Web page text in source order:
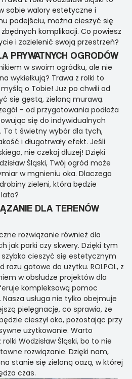
sobie walory estetyczne i
podejściu, można cieszyć się
komplikacji. Co powiesz
i zazielenić swoją przestrzeń?
PRYWATNYCH OGRODÓW
w swoim ogródku, ale nie
wykiełkują? Trawa z rolki to
o Tobie! Już po chwili od
się gęstą, zieloną murawą.
– od przygotowania podłoża
się do indywidualnych
To t świetny wybór dla tych,
i długotrwały efekt. Jeśli
nie czekaj dłużej! Dzięki
Śląski, Twój ogród może
w mgnieniu oka. Dlaczego
zieleni, która będzie
DLA TERENÓW
rozwiązanie również dla
jak parki czy skwery. Dzięki tym
szybko cieszyć się estetycznym
gotowe do użytku. ROLPOL, z
w obsłudze projektów dla
kompleksową pomoc
usługa nie tylko obejmuje
pielęgnację, co sprawia, że
cieszył oko, pozostając przy
użytkowanie. Warto
Wodzisław Śląski, bo to nie
rozwiązanie. Dzięki nam,
stanie się zieloną oazą, w której
czas.